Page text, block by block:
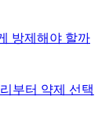
방제해야 할까
부터 약제 선택